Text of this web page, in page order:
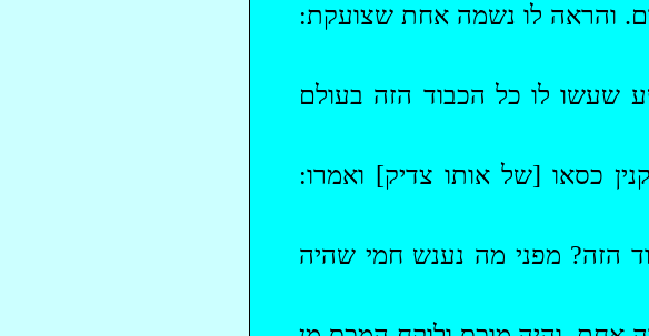
. והראה לו נשמה אחת שצועקת:
שעשו לו כל הכבוד הזה בעולם
כסאו [של אותו צדיק] ואמרו:
הזה? ‏מפני מה נענש חמי שהיה